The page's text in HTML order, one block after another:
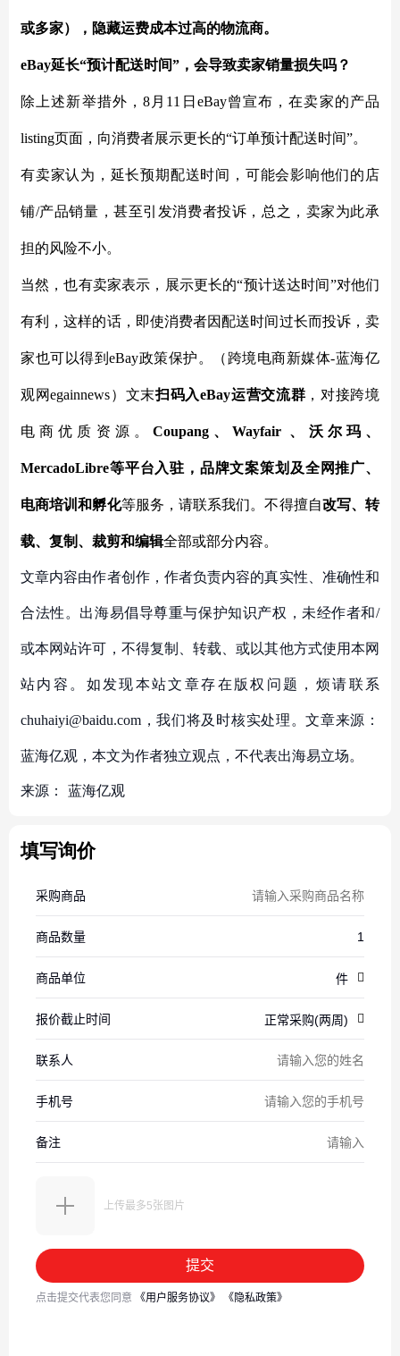
或多家），隐藏运费成本过高的物流商。
eBay延长“预计配送时间”，会导致卖家销量损失吗？
除上述新举措外，8月11日eBay曾宣布，在卖家的产品
listing页面，向消费者展示更长的“订单预计配送时间”。
有卖家认为，延长预期配送时间，可能会影响他们的店
铺/产品销量，甚至引发消费者投诉，总之，卖家为此承
担的风险不小。
当然，也有卖家表示，展示更长的“预计送达时间”对他们
有利，这样的话，即使消费者因配送时间过长而投诉，卖
家也可以得到eBay政策保护。 （跨境电商新媒体-蓝海亿
观网egainnews）文末扫码入eBay运营交流群 ，对接跨境
电商优质资源。 Coupang、Wayfair 、沃尔玛、
MercadoLibre等平台入驻，品牌文案策划及全网推广、
电商培训和孵化等服务， 请联系我们。不得擅自改写、转
载、复制、裁剪和编辑全部或部分内容。
文章内容由作者创作，作者负责内容的真实性、准确性和
合法性。出海易倡导尊重与保护知识产权，未经作者和/
或本网站许可，不得复制、转载、或以其他方式使用本网
站内容。如发现本站文章存在版权问题，烦请联系
chuhaiyi@baidu.com，我们将及时核实处理。文章来源：
蓝海亿观，本文为作者独立观点，不代表出海易立场。
来源： 蓝海亿观
填写询价